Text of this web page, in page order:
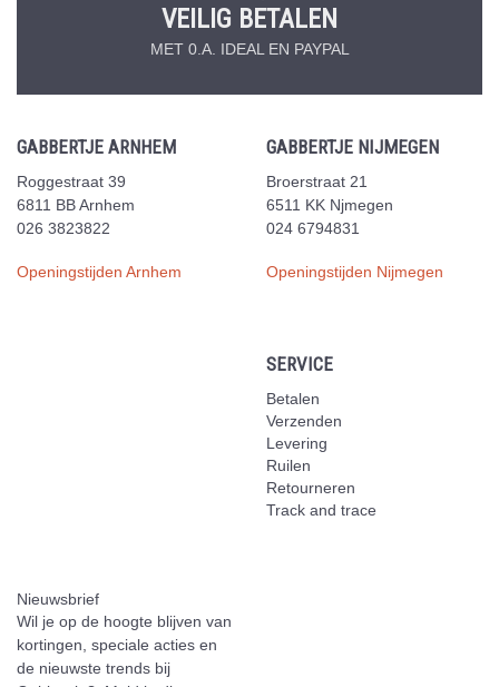
VEILIG BETALEN
MET 0.A. IDEAL EN PAYPAL
GABBERTJE ARNHEM
Roggestraat 39
6811 BB Arnhem
026 3823822
Openingstijden Arnhem
GABBERTJE NIJMEGEN
Broerstraat 21
6511 KK Njmegen
024 6794831
Openingstijden Nijmegen
SERVICE
Betalen
Verzenden
Levering
Ruilen
Retourneren
Track and trace
Nieuwsbrief
Wil je op de hoogte blijven van
kortingen, speciale acties en
de nieuwste trends bij